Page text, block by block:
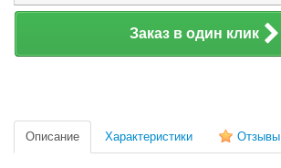
Заказ в один клик
Описание Характеристики Отзывы